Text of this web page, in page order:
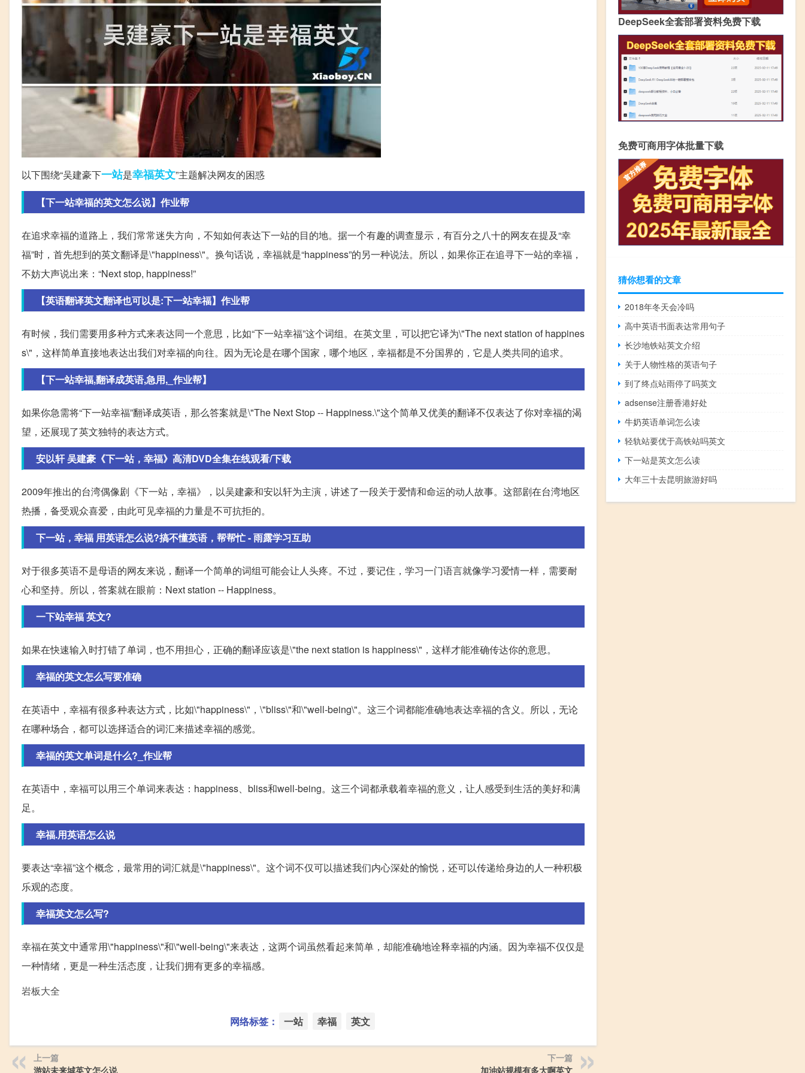
以下围绕“吴建豪下一站是幸福英文”主题解决网友的困惑
【下一站幸福的英文怎么说】作业帮
在追求幸福的道路上，我们常常迷失方向，不知如何表达下一站的目的地。据一个有趣的调查显示，有百分之八十的网友在提及“幸
福”时，首先想到的英文翻译是\"happiness\"。换句话说，幸福就是“happiness”的另一种说法。所以，如果你正在追寻下一站的幸福，
不妨大声说出来：“Next stop, happiness!”
【英语翻译英文翻译也可以是:下一站幸福】作业帮
有时候，我们需要用多种方式来表达同一个意思，比如“下一站幸福”这个词组。在英文里，可以把它译为\"The next station of happines
s\"，这样简单直接地表达出我们对幸福的向往。因为无论是在哪个国家，哪个地区，幸福都是不分国界的，它是人类共同的追求。
【下一站幸福,翻译成英语,急用,_作业帮】
如果你急需将“下一站幸福”翻译成英语，那么答案就是\"The Next Stop -- Happiness.\"这个简单又优美的翻译不仅表达了你对幸福的渴
望，还展现了英文独特的表达方式。
安以轩 吴建豪《下一站，幸福》高清DVD全集在线观看/下载
2009年推出的台湾偶像剧《下一站，幸福》，以吴建豪和安以轩为主演，讲述了一段关于爱情和命运的动人故事。这部剧在台湾地区
热播，备受观众喜爱，由此可见幸福的力量是不可抗拒的。
下一站，幸福 用英语怎么说?搞不懂英语，帮帮忙 - 雨露学习互助
对于很多英语不是母语的网友来说，翻译一个简单的词组可能会让人头疼。不过，要记住，学习一门语言就像学习爱情一样，需要耐
心和坚持。所以，答案就在眼前：Next station -- Happiness。
一下站幸福 英文?
如果在快速输入时打错了单词，也不用担心，正确的翻译应该是\"the next station is happiness\"，这样才能准确传达你的意思。
幸福的英文怎么写要准确
在英语中，幸福有很多种表达方式，比如\"happiness\"，\"bliss\"和\"well-being\"。这三个词都能准确地表达幸福的含义。所以，无论
在哪种场合，都可以选择适合的词汇来描述幸福的感觉。
幸福的英文单词是什么?_作业帮
在英语中，幸福可以用三个单词来表达：happiness、bliss和well-being。这三个词都承载着幸福的意义，让人感受到生活的美好和满
足。
幸福.用英语怎么说
要表达“幸福”这个概念，最常用的词汇就是\"happiness\"。这个词不仅可以描述我们内心深处的愉悦，还可以传递给身边的人一种积极
乐观的态度。
幸福英文怎么写?
幸福在英文中通常用\"happiness\"和\"well-being\"来表达，这两个词虽然看起来简单，却能准确地诠释幸福的内涵。因为幸福不仅仅是
一种情绪，更是一种生活态度，让我们拥有更多的幸福感。
岩板大全
网络标签： 一站 幸福 英文
上一篇
游站未来城英文怎么说
下一篇
加油站规模有多大啊英文
DeepSeek全套部署资料免费下载
免费可商用字体批量下载
猜你想看的文章
2018年冬天会冷吗
高中英语书面表达常用句子
长沙地铁站英文介绍
关于人物性格的英语句子
到了终点站雨停了吗英文
adsense注册香港好处
牛奶英语单词怎么读
轻轨站要优于高铁站吗英文
下一站是英文怎么读
大年三十去昆明旅游好吗